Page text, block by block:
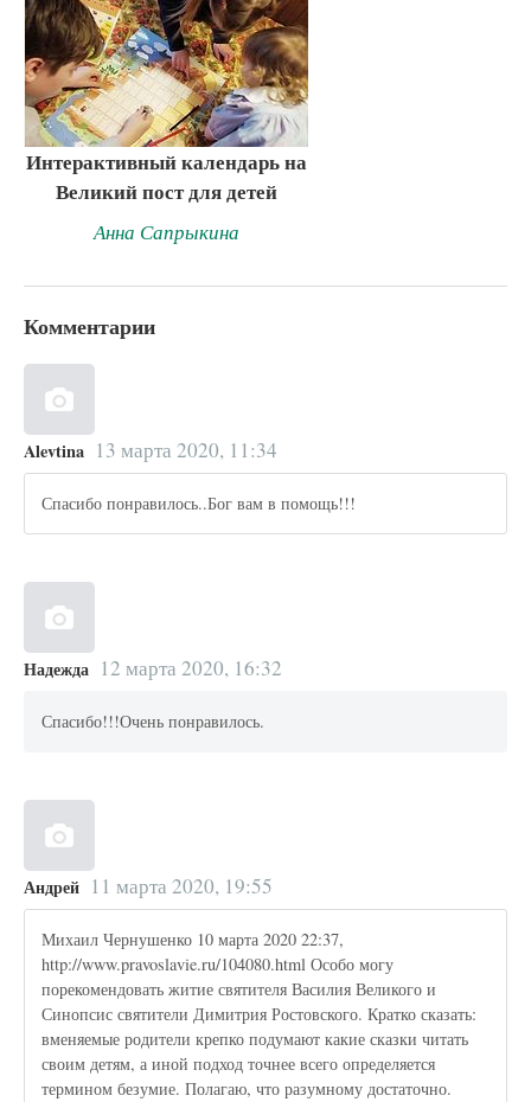
Интерактивный календарь на
Великий пост для детей
Анна Сапрыкина
Комментарии
Alevtina 13 марта 2020, 11:34
Спасибо понравилось..Бог вам в помощь!!!
Надежда 12 марта 2020, 16:32
Спасибо!!!Очень понравилось.
Андрей 11 марта 2020, 19:55
Михаил Чернушенко 10 марта 2020 22:37,
http://www.pravoslavie.ru/104080.html Особо могу
порекомендовать житие святителя Василия Великого и
Синопсис святители Димитрия Ростовского. Кратко сказать:
вменяемые родители крепко подумают какие сказки читать
своим детям, а иной подход точнее всего определяется
термином безумие. Полагаю, что разумному достаточно.